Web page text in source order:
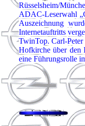
Rüsselsheim/
ADAC-Leserwahl
Auszeichnung
Internetauftritts
TwinTop. Carl-Peter
Hofkirche über den
eine Führungsrolle